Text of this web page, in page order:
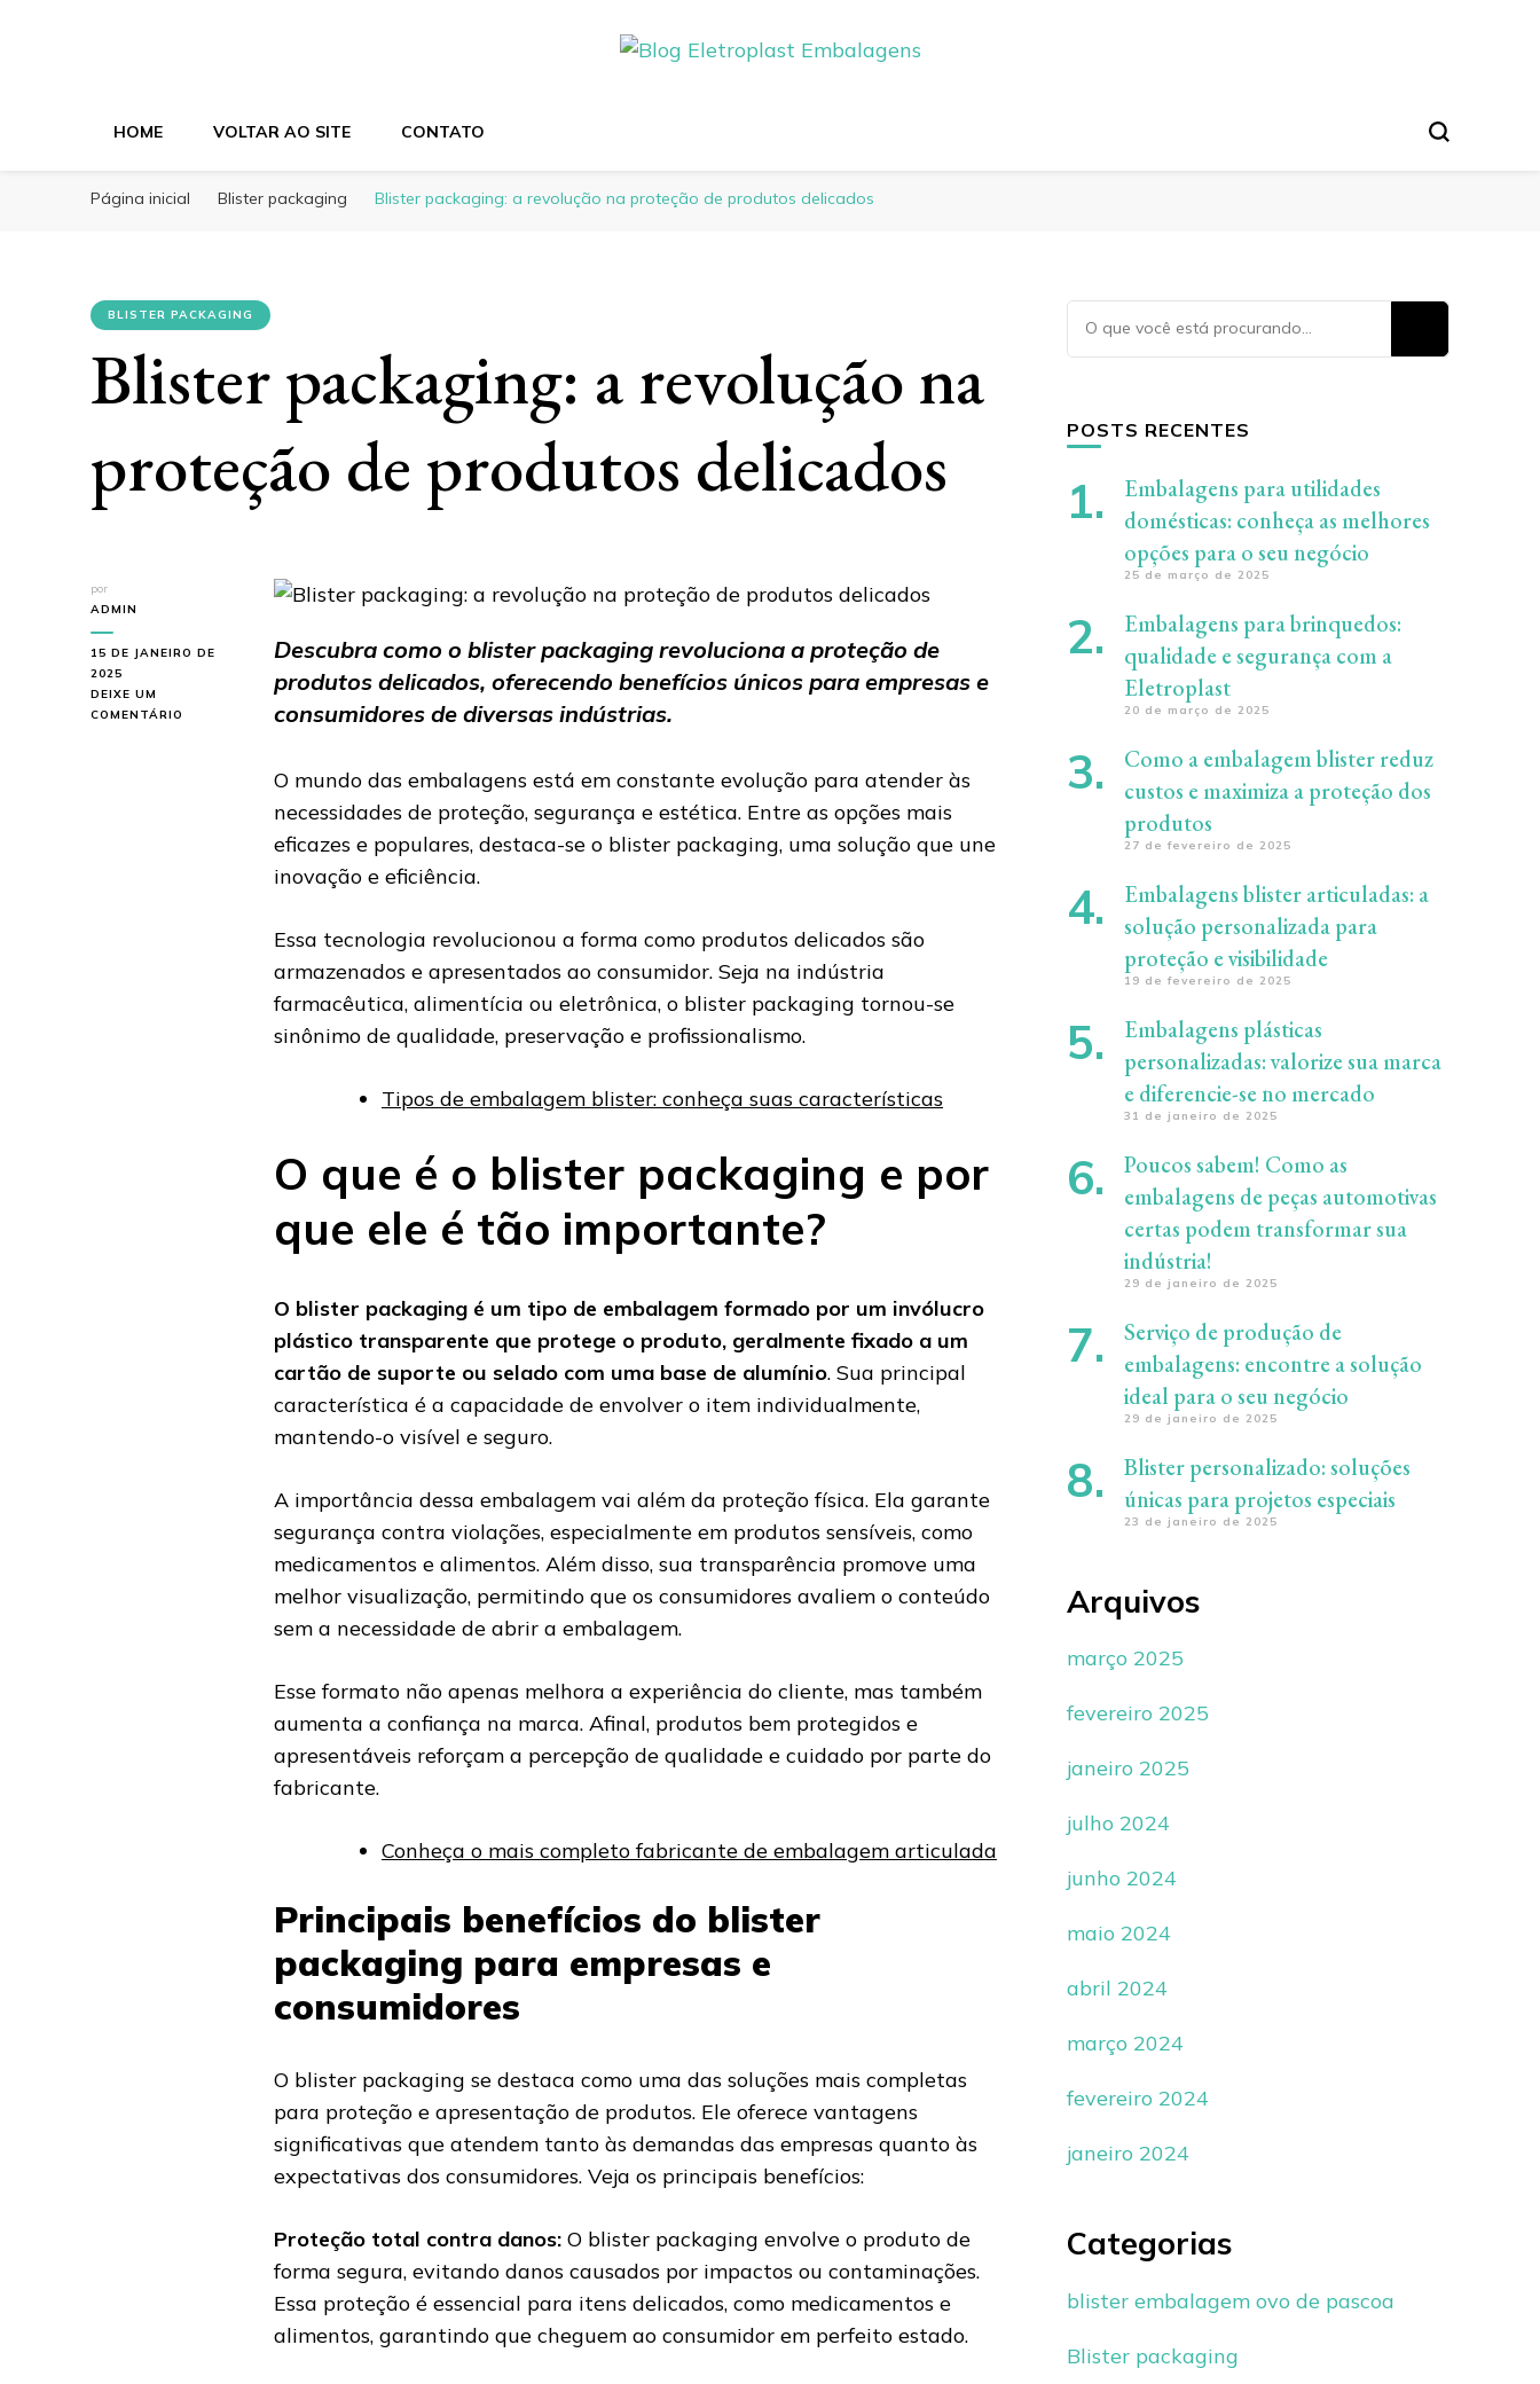
HOME VOLTAR AO SITE CONTATO
Página inicial Blister packaging Blister packaging: a revolução na proteção de produtos delicados
BLISTER PACKAGING
Blister packaging: a revolução na
proteção de produtos delicados
por
ADMIN
15 DE JANEIRO DE
2025
DEIXE UM
COMENTÁRIO
Descubra como o blister packaging revoluciona a proteção de
produtos delicados, oferecendo benefícios únicos para empresas e
consumidores de diversas indústrias.
O mundo das embalagens está em constante evolução para atender às
necessidades de proteção, segurança e estética. Entre as opções mais
eficazes e populares, destaca-se o blister packaging, uma solução que une
inovação e eficiência.
Essa tecnologia revolucionou a forma como produtos delicados são
armazenados e apresentados ao consumidor. Seja na indústria
farmacêutica, alimentícia ou eletrônica, o blister packaging tornou-se
sinônimo de qualidade, preservação e profissionalismo.
Tipos de embalagem blister: conheça suas características
O que é o blister packaging e por
que ele é tão importante?
O blister packaging é um tipo de embalagem formado por um invólucro
plástico transparente que protege o produto, geralmente fixado a um
cartão de suporte ou selado com uma base de alumínio. Sua principal
característica é a capacidade de envolver o item individualmente,
mantendo-o visível e seguro.
A importância dessa embalagem vai além da proteção física. Ela garante
segurança contra violações, especialmente em produtos sensíveis, como
medicamentos e alimentos. Além disso, sua transparência promove uma
melhor visualização, permitindo que os consumidores avaliem o conteúdo
sem a necessidade de abrir a embalagem.
Esse formato não apenas melhora a experiência do cliente, mas também
aumenta a confiança na marca. Afinal, produtos bem protegidos e
apresentáveis reforçam a percepção de qualidade e cuidado por parte do
fabricante.
Conheça o mais completo fabricante de embalagem articulada
Principais benefícios do blister
packaging para empresas e
consumidores
O blister packaging se destaca como uma das soluções mais completas
para proteção e apresentação de produtos. Ele oferece vantagens
significativas que atendem tanto às demandas das empresas quanto às
expectativas dos consumidores. Veja os principais benefícios:
Proteção total contra danos: O blister packaging envolve o produto de
forma segura, evitando danos causados por impactos ou contaminações.
Essa proteção é essencial para itens delicados, como medicamentos e
alimentos, garantindo que cheguem ao consumidor em perfeito estado.
Procurando
algo?
POSTS RECENTES
Embalagens para utilidades
domésticas: conheça as melhores
opções para o seu negócio
25 de março de 2025
Embalagens para brinquedos:
qualidade e segurança com a
Eletroplast
20 de março de 2025
Como a embalagem blister reduz
custos e maximiza a proteção dos
produtos
27 de fevereiro de 2025
Embalagens blister articuladas: a
solução personalizada para
proteção e visibilidade
19 de fevereiro de 2025
Embalagens plásticas
personalizadas: valorize sua marca
e diferencie-se no mercado
31 de janeiro de 2025
Poucos sabem! Como as
embalagens de peças automotivas
certas podem transformar sua
indústria!
29 de janeiro de 2025
Serviço de produção de
embalagens: encontre a solução
ideal para o seu negócio
29 de janeiro de 2025
Blister personalizado: soluções
únicas para projetos especiais
23 de janeiro de 2025
Arquivos
março 2025
fevereiro 2025
janeiro 2025
julho 2024
junho 2024
maio 2024
abril 2024
março 2024
fevereiro 2024
janeiro 2024
Categorias
blister embalagem ovo de pascoa
Blister packaging